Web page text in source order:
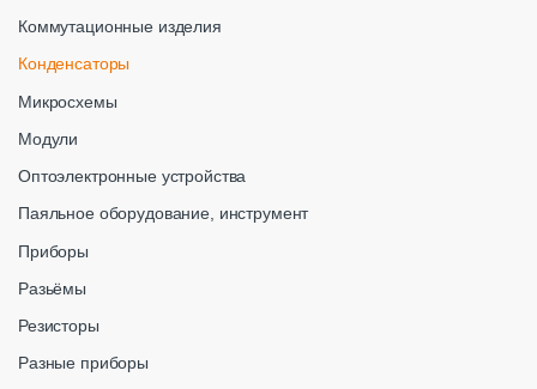
Коммутационные изделия
Конденсаторы
Микросхемы
Модули
Оптоэлектронные устройства
Паяльное оборудование, инструмент
Приборы
Разьёмы
Резисторы
Разные приборы